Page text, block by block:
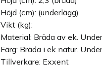
Höjd (cm): (underlägg)
Vikt (kg):
Material: Bräda av ek.
Färg: Bräda i ek natur.
Tillverkare: Exxent